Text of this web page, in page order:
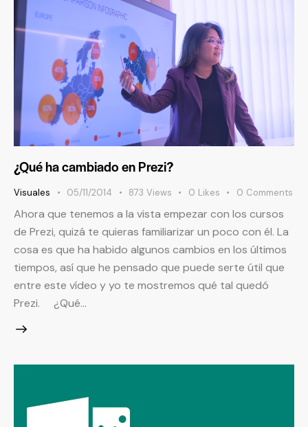
¿Qué ha cambiado en Prezi?
Visuales 05/11/2014 873 Views 0 Likes 0 Comments
Ahora que tenemos a la vista empezar con los cursos
de Prezi, quizá te quieras familiarizar un poco con él. La
cosa es que ha habido algunos cambios en los últimos
tiempos, así que he pensado que puede serte útil que
entre este vídeo y yo te mostremos qué tal quedó
Prezi. ¿Qué…